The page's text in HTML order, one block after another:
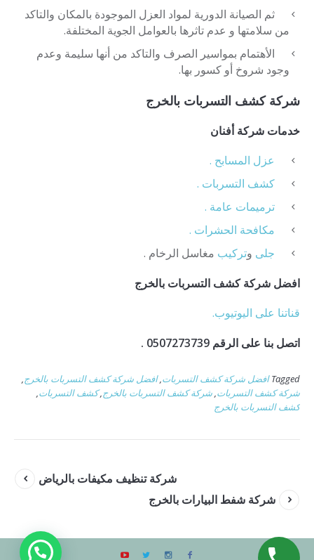
ثم الصيانة الدورية لمواد العزل الموجودة بالمكان والتاكد
من سلامتها و عدم تاثرها بالعوامل الجوية المختلفة.
الأهتمام بمواسير الصرف والتاكد من أنها سليمة وعدم
وجود شروخ أو كسور بها.
شركة كشف التسربات بالخرج
خدمات شركة أفنان
عزل المسابح .
كشف التسربات .
ترميمات عامة .
مكافحة الحشرات .
جلى وتركيب مغاسل الرخام .
افضل شركة كشف التسربات بالخرج
قناتنا على اليوتيوب.
اتصل بنا على الرقم 0507273739 .
Tagged افضل شركة كشف التسربات,افضل شركة كشف التسربات بالخرج,
شركة كشف التسربات,شركة كشف التسربات بالخرج,كشف التسربات,
كشف التسربات بالخرج
شركة تنظيف مكيفات بالرياض
شركة شفط البيارات بالخرج